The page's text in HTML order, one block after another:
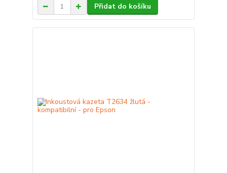
Přidat do košíku